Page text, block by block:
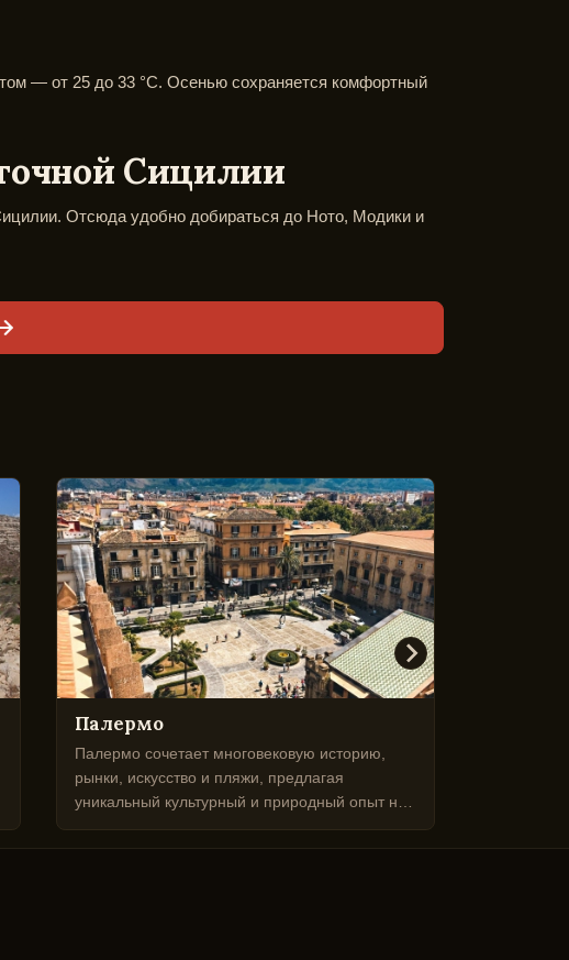
— от 25 до 33 °C. Осенью сохраняется комфортный
Сицилии
Отсюда удобно добираться до Ното, Модики и
Палермо
Палермо сочетает многовековую историю,
рынки, искусство и пляжи, предлагая
уникальный культурный и природный опыт на